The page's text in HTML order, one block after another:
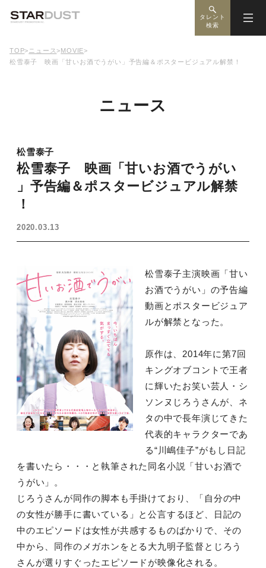
タレント
検索
TOP> ニュース>MOVIE>
松雪泰子 映画「甘いお酒でうがい」予告編＆ポスタービジュアル解禁！
ニュース
松雪泰子
松雪泰子 映画「甘いお酒でうがい
」予告編＆ポスタービジュアル解禁
！
2020.03.13
松雪泰子主演映画「甘い
お酒でうがい」の予告編
動画とポスタービジュア
ルが解禁となった。
原作は、2014年に第7回
キングオブコントで王者
に輝いたお笑い芸人・シ
ソンヌじろうさんが、ネ
タの中で長年演じてきた
代表的キャラクターであ
る“川嶋佳子”がもし日記
を書いたら・・・と執筆された同名小説「甘いお酒で
うがい」。
じろうさんが同作の脚本も手掛けており、「自分の中
の女性が勝手に書いている」と公言するほど、日記の
中のエピソードは女性が共感するものばかりで、その
中から、同作のメガホンをとる大九明子監督とじろう
さんが選りすぐったエピソードが映像化される。